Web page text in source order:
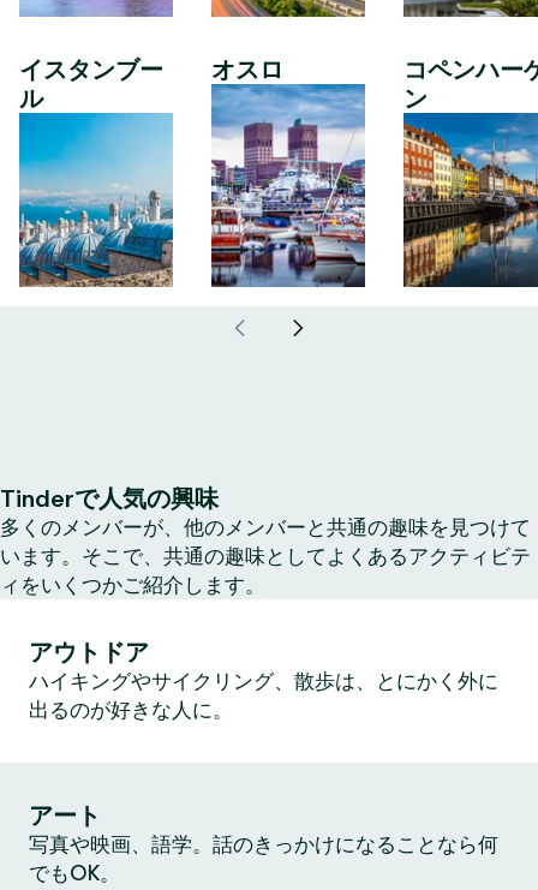
イスタンブー
ル
オスロ
コペンハー
ン
Tinderで人気の興味
多くのメンバーが、他のメンバーと共通の趣味を見つけて
います。そこで、共通の趣味としてよくあるアクティビテ
ィをいくつかご紹介します。
アウトドア
ハイキングやサイクリング、散歩は、とにかく外に
出るのが好きな人に。
アート
写真や映画、語学。話のきっかけになることなら何
でもOK。